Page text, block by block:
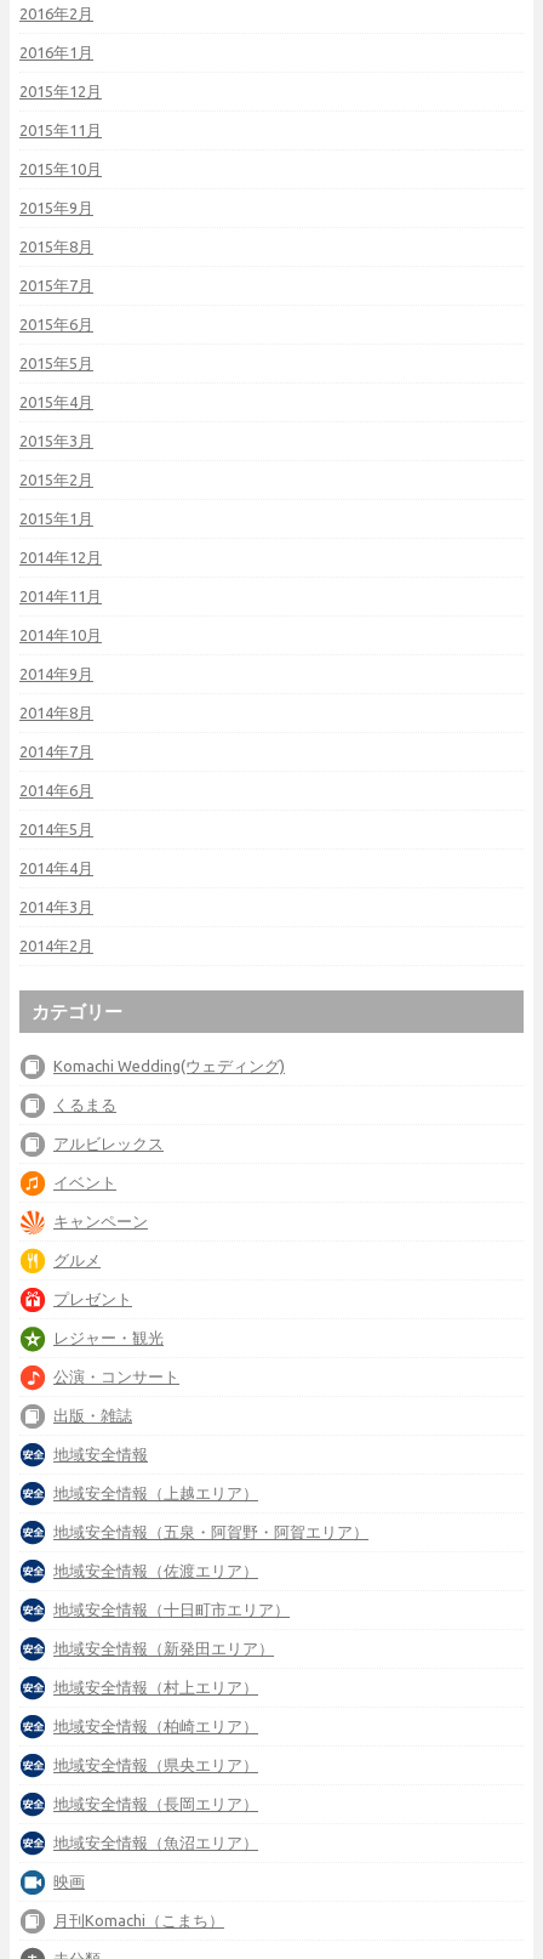
2016年2月
2016年1月
2015年12月
2015年11月
2015年10月
2015年9月
2015年8月
2015年7月
2015年6月
2015年5月
2015年4月
2015年3月
2015年2月
2015年1月
2014年12月
2014年11月
2014年10月
2014年9月
2014年8月
2014年7月
2014年6月
2014年5月
2014年4月
2014年3月
2014年2月
カテゴリー
Komachi Wedding(ウェディング)
くるまる
アルビレックス
イベント
キャンペーン
グルメ
プレゼント
レジャー・観光
公演・コンサート
出版・雑誌
地域安全情報
地域安全情報（上越エリア）
地域安全情報（五泉・阿賀野・阿賀エリア）
地域安全情報（佐渡エリア）
地域安全情報（十日町市エリア）
地域安全情報（新発田エリア）
地域安全情報（村上エリア）
地域安全情報（柏崎エリア）
地域安全情報（県央エリア）
地域安全情報（長岡エリア）
地域安全情報（魚沼エリア）
映画
月刊Komachi（こまち）